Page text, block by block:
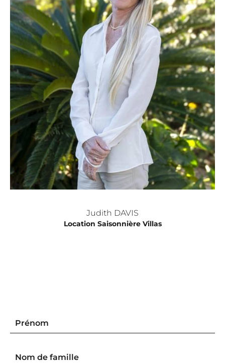
Judith DAVIS
Location Saisonnière Villas